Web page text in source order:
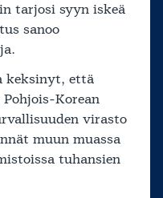
tarjosi syyn iskeä
sanoo
keksinyt, että
Korean
virasto
muun muassa
tuhansien